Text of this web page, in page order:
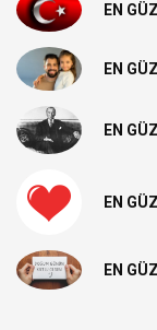
EN
EN
EN
EN
EN